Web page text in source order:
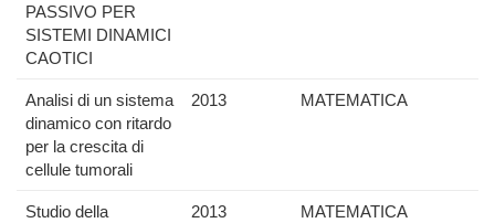
PASSIVO PER
SISTEMI DINAMICI
CAOTICI
Analisi di un sistema
dinamico con ritardo
per la crescita di
cellule tumorali
2013 MATEMATICA
Studio della
2013 MATEMATICA